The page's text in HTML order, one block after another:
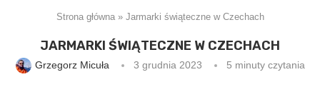
Strona główna» Jarmarki świąteczne w Czechach
JARMARKI ŚWIĄTECZNE W CZECHACH
Grzegorz Micuła 3 grudnia 2023 5 minuty czytania